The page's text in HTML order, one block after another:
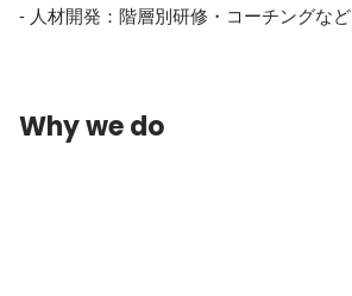
- 人材開発：階層別研修・コーチングなど
Why we do